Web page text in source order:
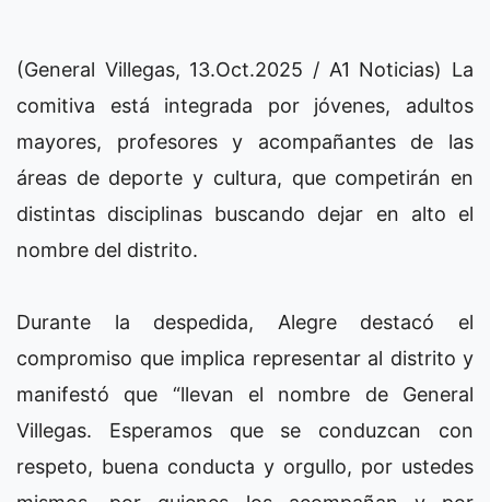
(General Villegas, 13.Oct.2025 / A1 Noticias) La
comitiva está integrada por jóvenes, adultos
mayores, profesores y acompañantes de las
áreas de deporte y cultura, que competirán en
distintas disciplinas buscando dejar en alto el
nombre del distrito.
Durante la despedida, Alegre destacó el
compromiso que implica representar al distrito y
manifestó que “llevan el nombre de General
Villegas. Esperamos que se conduzcan con
respeto, buena conducta y orgullo, por ustedes